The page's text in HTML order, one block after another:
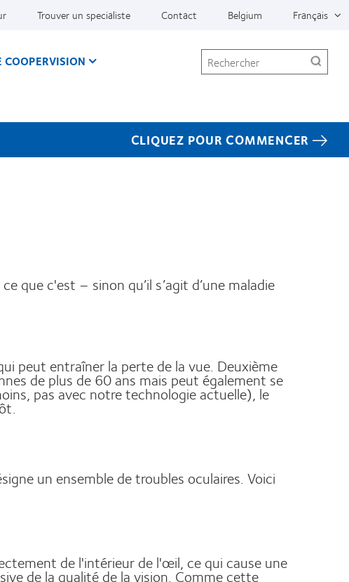
Trouver un specialiste Contact Belgium Français
COOPERVISION Rechercher
CLIQUEZ POUR COMMENCER
que c'est – sinon qu’il s’agit d’une maladie
peut entraîner la perte de la vue. Deuxième
de plus de 60 ans mais peut également se
pas avec notre technologie actuelle), le
un ensemble de troubles oculaires. Voici
de l'intérieur de l'œil, ce qui cause une
de la qualité de la vision. Comme cette